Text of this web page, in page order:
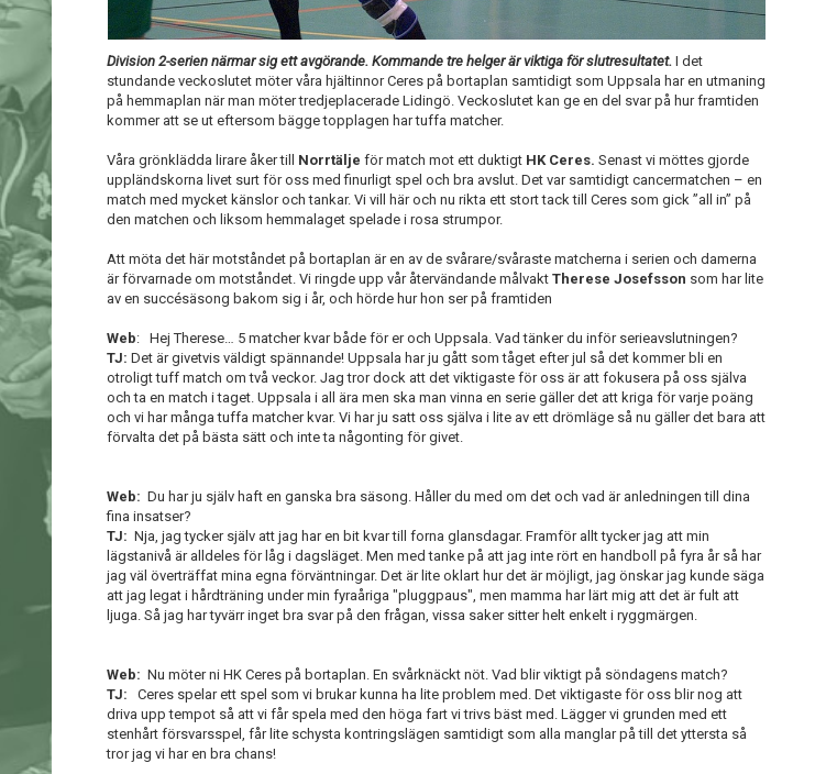
Division 2-serien närmar sig ett avgörande. Kommande tre helger är viktiga för slutresultatet. I det
stundande veckoslutet möter våra hjältinnor Ceres på bortaplan samtidigt som Uppsala har en utmaning
på hemmaplan när man möter tredjeplacerade Lidingö. Veckoslutet kan ge en del svar på hur framtiden
kommer att se ut eftersom bägge topplagen har tuffa matcher.
Våra grönklädda lirare åker till Norrtälje för match mot ett duktigt HK Ceres. Senast vi möttes gjorde
uppländskorna livet surt för oss med finurligt spel och bra avslut. Det var samtidigt cancermatchen – en
match med mycket känslor och tankar. Vi vill här och nu rikta ett stort tack till Ceres som gick ”all in” på
den matchen och liksom hemmalaget spelade i rosa strumpor.
Att möta det här motståndet på bortaplan är en av de svårare/svåraste matcherna i serien och damerna
är förvarnade om motståndet. Vi ringde upp vår återvändande målvakt Therese Josefsson som har lite
av en succésäsong bakom sig i år, och hörde hur hon ser på framtiden
Web: Hej Therese… 5 matcher kvar både för er och Uppsala. Vad tänker du inför serieavslutningen?
TJ: Det är givetvis väldigt spännande! Uppsala har ju gått som tåget efter jul så det kommer bli en
otroligt tuff match om två veckor. Jag tror dock att det viktigaste för oss är att fokusera på oss själva
och ta en match i taget. Uppsala i all ära men ska man vinna en serie gäller det att kriga för varje poäng
och vi har många tuffa matcher kvar. Vi har ju satt oss själva i lite av ett drömläge så nu gäller det bara att
förvalta det på bästa sätt och inte ta någonting för givet.
Web: Du har ju själv haft en ganska bra säsong. Håller du med om det och vad är anledningen till dina
fina insatser?
TJ: Nja, jag tycker själv att jag har en bit kvar till forna glansdagar. Framför allt tycker jag att min
lägstanivå är alldeles för låg i dagsläget. Men med tanke på att jag inte rört en handboll på fyra år så har
jag väl överträffat mina egna förväntningar. Det är lite oklart hur det är möjligt, jag önskar jag kunde säga
att jag legat i hårdträning under min fyraåriga "pluggpaus", men mamma har lärt mig att det är fult att
ljuga. Så jag har tyvärr inget bra svar på den frågan, vissa saker sitter helt enkelt i ryggmärgen.
Web: Nu möter ni HK Ceres på bortaplan. En svårknäckt nöt. Vad blir viktigt på söndagens match?
TJ: Ceres spelar ett spel som vi brukar kunna ha lite problem med. Det viktigaste för oss blir nog att
driva upp tempot så att vi får spela med den höga fart vi trivs bäst med. Lägger vi grunden med ett
stenhårt försvarsspel, får lite schysta kontringslägen samtidigt som alla manglar på till det yttersta så
tror jag vi har en bra chans!